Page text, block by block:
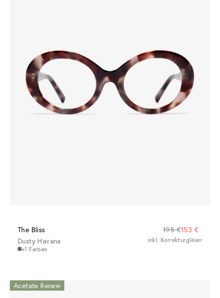
The Bliss 195 €153 €
Dusty Havana
+1 Farben
inkl. Korrekturgläser
Acetate Renew